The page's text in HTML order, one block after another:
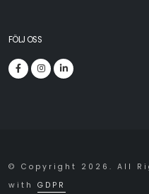
FÖLJ OSS
© Copyright 2026. All
with GDPR